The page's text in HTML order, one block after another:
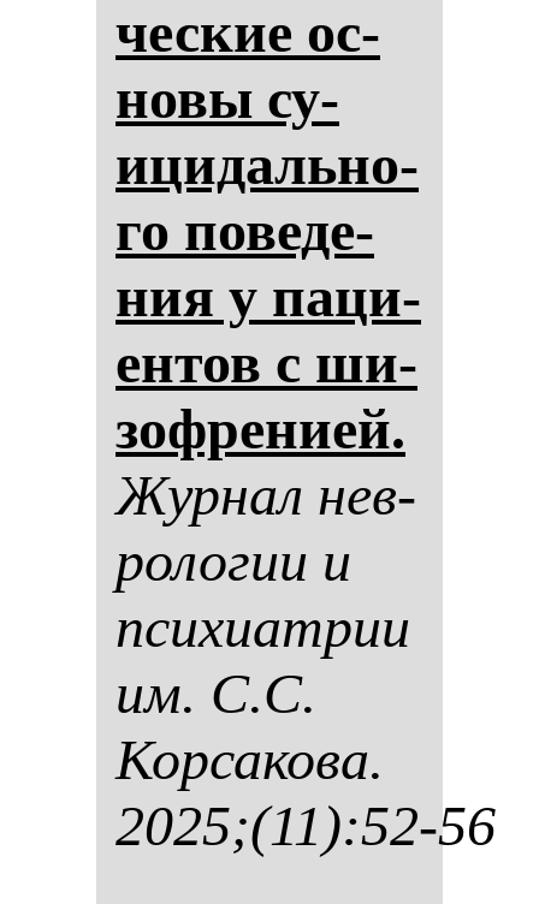
чес­кие ос­
но­вы су­
ици­даль­но­
го по­ве­де­
ния у па­ци­
ен­тов с ши­
зоф­ре­ни­ей.
Жур­нал нев­
ро­ло­гии и
пси­хи­ат­рии
им. С.С.
Кор­са­ко­ва.
2025;(11):52-56